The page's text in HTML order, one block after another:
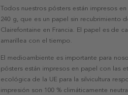
Todos nuestros pósters están impresos
240 g, que es un papel sin recubrimiento
Clairefontaine en Francia. El papel es de
amarillea con el tiempo.
El medioambiente es importante para
pósters están impresos en papel con las
ecológica de la UE para la silvicultura
impresión son 100 % climáticamente